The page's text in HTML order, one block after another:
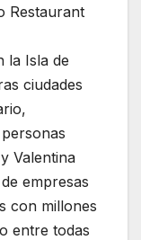
Restaurant
la Isla de
ciudades
Valentina
empresas
con millones
entre todas